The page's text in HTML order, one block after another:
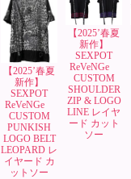
【2025’春夏
新作】
SEXPOT
ReVeNGe
CUSTOM
PUNKISH
LOGO BELT
LEOPARD レ
イヤード カ
ットソー
【2025’春夏
新作】
SEXPOT
ReVeNGe
CUSTOM
SHOULDER
ZIP & LOGO
LINE レイヤ
ード カット
ソー